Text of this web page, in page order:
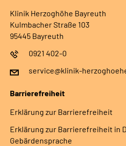
Klinik Herzoghöhe Bayreuth
Kulmbacher Straße 103
95445 Bayreuth
0921 402-0
service@klinik-
Barrierefreiheit
Erklärung zur Barrierefreiheit
Erklärung zur Barrierefreiheit in
Gebärdensprache